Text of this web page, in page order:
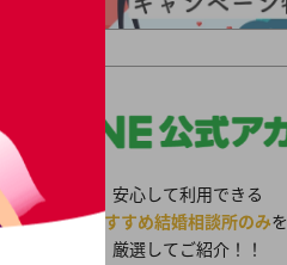
安心して利用できる
おすすめ結婚相談所のみを
厳選してご紹介！！